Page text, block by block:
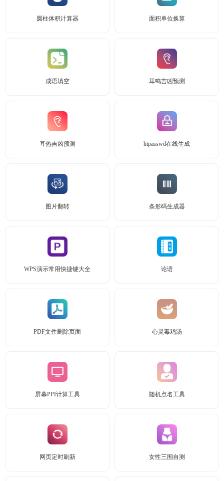
圆柱体积计算器 面积单位换算
成语填空 耳鸣吉凶预测
耳热吉凶预测 htpasswd在线生成
图片翻转 条形码生成器
WPS演示常用快捷键大全 论语
PDF文件删除页面 心灵毒鸡汤
屏幕PPI计算工具 随机点名工具
网页定时刷新 女性三围自测